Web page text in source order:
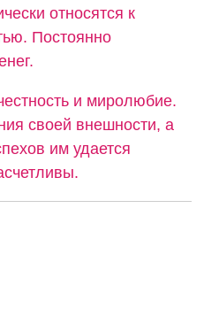
относятся к
Постоянно
и миролюбие.
своей внешности, а
им удается